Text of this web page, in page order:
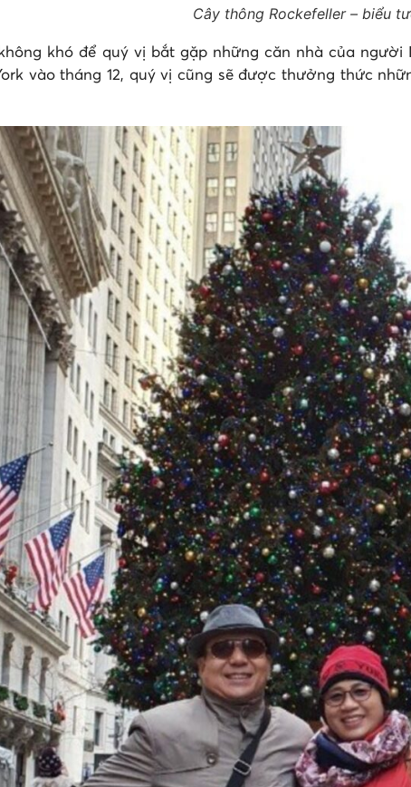
Cây thông Rockefeller – biểu
khó để quý vị bắt gặp những căn nhà của
vào tháng 12, quý vị cũng sẽ được thưởng thức